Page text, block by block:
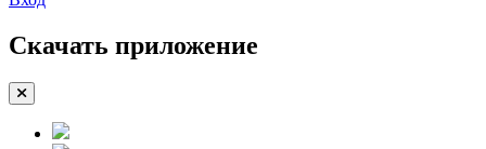
Скачать приложение